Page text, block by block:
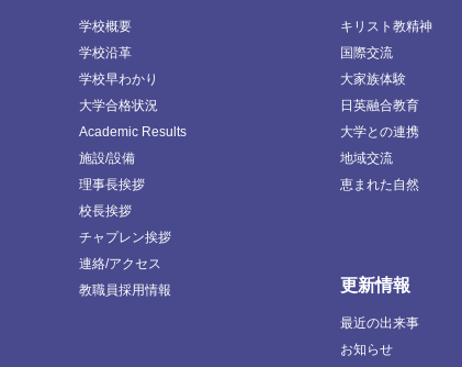
学校概要
学校沿革
学校早わかり
大学合格状況
Academic Results
施設/設備
理事長挨拶
校長挨拶
チャプレン挨拶
連絡/アクセス
教職員採用情報
キリスト教精神
国際交流
大家族体験
日英融合教育
大学との連携
地域交流
恵まれた自然
更新情報
最近の出来事
お知らせ